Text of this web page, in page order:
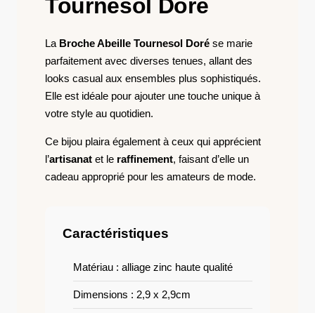
Tournesol Doré
La Broche Abeille Tournesol Doré se marie
parfaitement avec diverses tenues, allant des
looks casual aux ensembles plus sophistiqués.
Elle est idéale pour ajouter une touche unique à
votre style au quotidien.
Ce bijou plaira également à ceux qui apprécient
l’artisanat et le raffinement, faisant d’elle un
cadeau approprié pour les amateurs de mode.
Caractéristiques
Matériau : alliage zinc haute qualité
Dimensions : 2,9 x 2,9cm